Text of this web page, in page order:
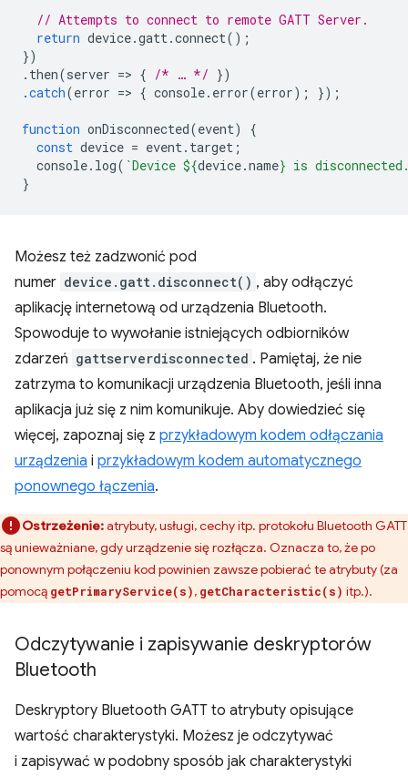
// Attempts to connect to remote GATT Server.
return device.gatt.connect();
})
. then(server => { /* … */ })
.catch(error => { console. error(error); });
function onDisconnected(event)
{
const device = event. target ;
console. log( `Device ${device.name} is
}
Możesz też zadzwonić pod
numer device.gatt.disconnect() , aby odłączyć
aplikację internetową od urządzenia Bluetooth.
Spowoduje to wywołanie istniejących odbiorników
zdarzeń gattserverdisconnected . Pamiętaj, że nie
zatrzyma to komunikacji urządzenia Bluetooth, jeśli inna
aplikacja już się z nim komunikuje. Aby dowiedzieć się
więcej, zapoznaj się z przykładowym kodem odłączania
urządzenia i przykładowym kodem automatycznego
ponownego łączenia.
Ostrzeżenie:atrybuty, usługi, cechy itp. protokołu Bluetooth GATT
są unieważniane, gdy urządzenie się rozłącza. Oznacza to, że po
ponownym połączeniu kod powinien zawsze pobierać te atrybuty (za
pomocą getPrimaryService(s), getCharacteristic(s) itp.).
Odczytywanie i zapisywanie deskryptorów
Bluetooth
Deskryptory Bluetooth GATT to atrybuty opisujące
wartość charakterystyki. Możesz je odczytywać
i zapisywać w podobny sposób jak charakterystyki